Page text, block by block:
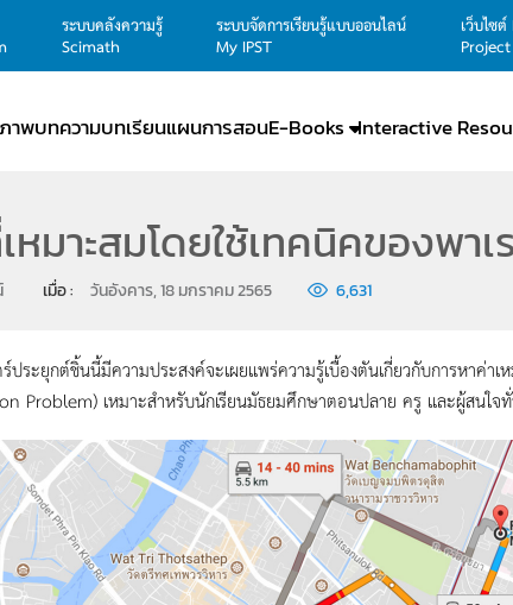
ระบบคลังความรู้
Scimath
ระบบจัดการเรียนรู้แบบออนไลน์
My IPST
เว็บไซ
าพบทความบทเรียนแผนการสอนE-Books Interactive
มาะสมโดยใช้เทคนิคของพาเ
เมื่อ : วันอังคาร, 18 มกราคม 2565 6,631
ชิ้นนี้มีความประสงค์จะเผยแพร่ความรู้เบื้องตันเกี่ยวกับการหาค่าเห
Problem) เหมาะสำหรับนักเรียนมัธยมศึกษาตอนปลาย ครู และผู้สนใจ